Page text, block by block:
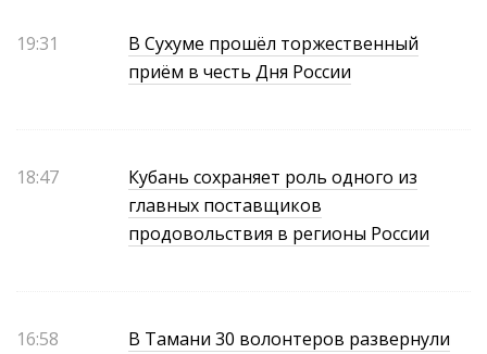
19:31
В Сухуме прошёл торжественный
приём в честь Дня России
18:47
Кубань сохраняет роль одного из
главных поставщиков
продовольствия в регионы России
16:58
В Тамани 30 волонтеров развернули